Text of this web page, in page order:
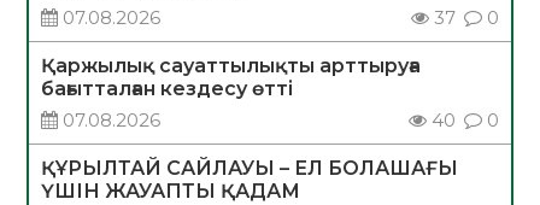
07.08.2026
37 0
Қаржылық сауаттылықты арттыруға
бағытталған кездесу өтті
07.08.2026
40 0
ҚҰРЫЛТАЙ САЙЛАУЫ – ЕЛ БОЛАШАҒЫ
ҮШІН ЖАУАПТЫ ҚАДАМ